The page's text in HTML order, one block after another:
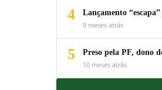
4
Lançamento
9 meses atrás
5
Preso pela PF, dono
10 meses atrás